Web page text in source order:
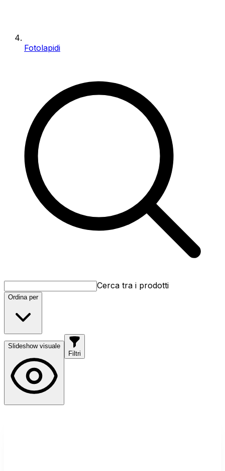
Fotolapidi
Cerca tra i prodotti
Ordina per
Slideshow visuale
Filtri